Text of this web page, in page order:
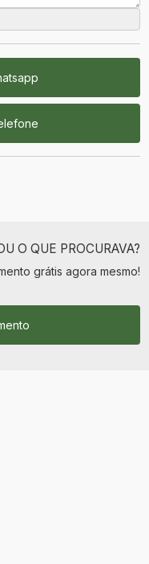
O QUE PROCURAVA?
grátis agora mesmo!